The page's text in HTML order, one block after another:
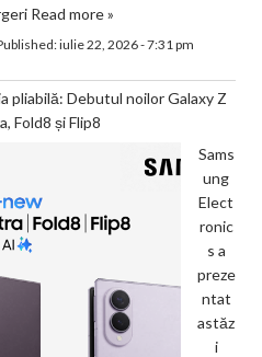
Read more »
iulie 22, 2026 - 7:31 pm
pliabilă: Debutul noilor Galaxy Z
Fold8 și Flip8
Sams
ung
Elect
ronic
s a
preze
ntat
astăz
i